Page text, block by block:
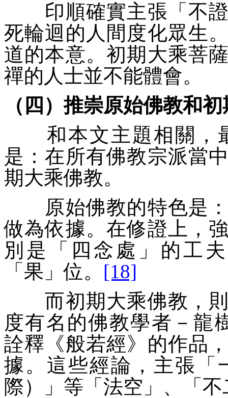
印順確實主張「 不
死輪迴的人間度化眾生
道的本意。初期大乘菩
禪的人士並不能體會。
（四）推崇原始佛教和
和本文主題相關，
是：在所有佛教宗派當
期大乘佛教。
原始佛教的特色是：
做為依據。在修證上，
別是「
四念處 」的工
「 果 」位。 [18]
而初期大乘佛教，則
度有名的佛教學者－龍
詮釋《般若經》的作品
據。這些經論，主張「
際）
」等「 法空 」、「 不